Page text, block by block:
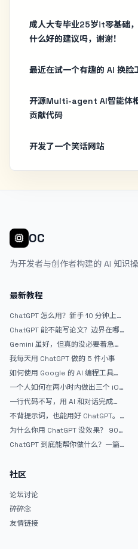
成人大专毕业25岁it零基础
什么好的建议吗，谢谢！
最近在试一个有趣的 AI 换脸
开源Multi-agent AI智能体
贡献代码
开发了一个笑话网站
OC
为开发者与创作者构建的 AI 知识操
最新教程
ChatGPT 怎么用？新手 10 分钟上手
ChatGPT 能不能写论文？边界在哪
Gemini 虽好，但真的没必要着急放
弃 ChatGPT
我每天用 ChatGPT 做的 5 件小事
如何使用 Google 的 AI 编程工具
AntiGravity：独立开发者的新时代
武器
一个人如何在两小时内做出三个 iOS
APP？｜AntiGravity + Gemini 3 实
战完整记录
一行代码不写，用 AI 和对话完成一
个完整网站：《图书天堂》实战记录
不背提示词，也能用好 ChatGPT。
一个万能提问模板
为什么你用 ChatGPT 没效果？ 90%
的人第一步就问错了
ChatGPT 到底能帮你做什么？一篇
社区
论坛讨论
碎碎念
友情链接